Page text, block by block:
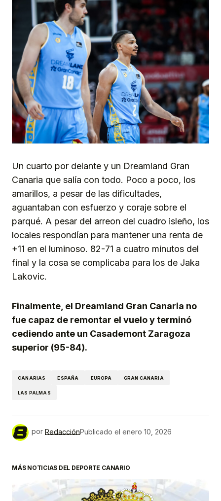
Un cuarto por delante y un Dreamland Gran
Canaria que salía con todo. Poco a poco, los
amarillos, a pesar de las dificultades,
aguantaban con esfuerzo y coraje sobre el
parqué. A pesar del arreon del cuadro isleño, los
locales respondían para mantener una renta de
+11 en el luminoso. 82-71 a cuatro minutos del
final y la cosa se complicaba para los de Jaka
Lakovic.
Finalmente, el Dreamland Gran Canaria no
fue capaz de remontar el vuelo y terminó
cediendo ante un Casademont Zaragoza
superior (95-84).
CANARIAS ESPAÑA EUROPA GRAN CANARIA
LAS PALMAS
por RedacciónPublicado el enero 10, 2026
MÁS NOTICIAS DEL DEPORTE CANARIO